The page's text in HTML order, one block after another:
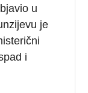
u
je
i